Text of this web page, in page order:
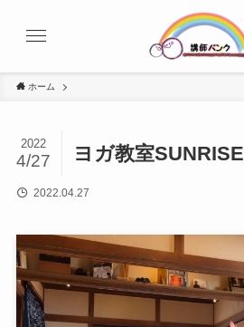
ホーム
ヨガ教室SUNRISE
2022
4/27
2022.04.27